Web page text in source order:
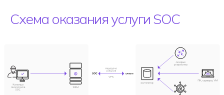
Схема оказания услуги SOC